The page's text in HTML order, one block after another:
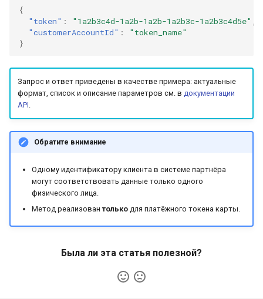
{
"token" : "1a2b3c4d-1a2b-1a2b-1a2b3c-1a2b3c4d5e" ,
"customerAccountId" :
"token_name"
}
Запрос и ответ приведены в качестве примера: актуальные
формат, список и описание параметров см. в документации
API.
Обратите внимание
Одному идентификатору клиента в системе партнёра
могут соответствовать данные только одного
физического лица.
Метод реализовантолькодля платёжного токена карты.
Была ли эта статья полезной?